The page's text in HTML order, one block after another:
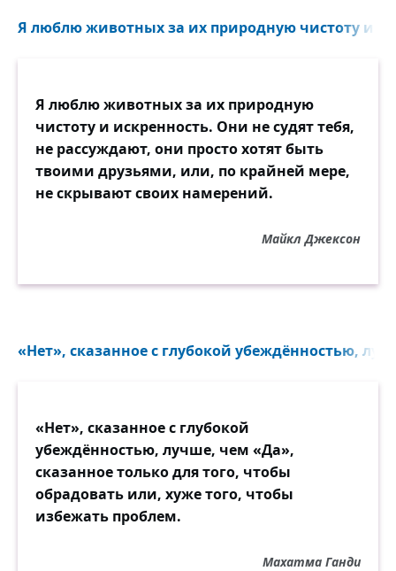
Я люблю животных за их природную чистоту и
Я люблю животных за их природную
чистоту и искренность. Они не судят тебя,
не рассуждают, они просто хотят быть
твоими друзьями, или, по крайней мере,
не скрывают своих намерений.
Майкл Джексон
«Нет», сказанное с глубокой убеждённостью,
«Нет», сказанное с глубокой
убеждённостью, лучше, чем «Да»,
сказанное только для того, чтобы
обрадовать или, хуже того, чтобы
избежать проблем.
Махатма Ганди